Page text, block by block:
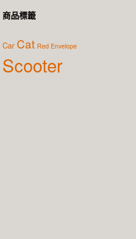
商品標籤
Car Cat Red Envelope
Scooter